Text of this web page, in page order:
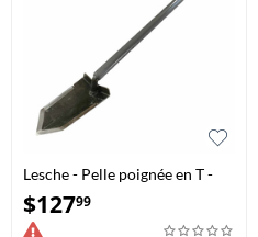
Lesche - Pelle poignée en T -
Sampson 31"
$12799